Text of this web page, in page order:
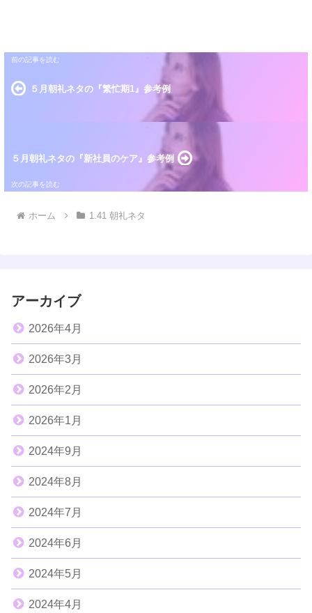
５月朝礼ネタの『繁忙期1』参考例
５月朝礼ネタの『新社員のケア』参考例
ホーム 1.41 朝礼ネタ
アーカイブ
2026年4月
2026年3月
2026年2月
2026年1月
2024年9月
2024年8月
2024年7月
2024年6月
2024年5月
2024年4月